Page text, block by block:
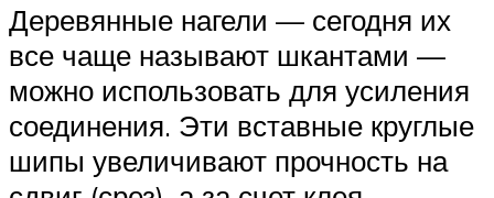
Деревянные нагели — сегодня их
все чаще называют шкантами —
можно использовать для усиления
соединения. Эти вставные круглые
шипы увеличивают прочность на